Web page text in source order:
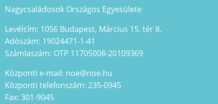
Nagycsaládosok Országos Egyesülete
Levélcím: 1056 Budapest, Március 15. tér 8.
Adószám: 19024471-1-41
Számlaszám: OTP 11705008-20109369
Központi e-mail: noe@noe.hu
Központi telefonszám: 235-0945
Fax: 301-9045